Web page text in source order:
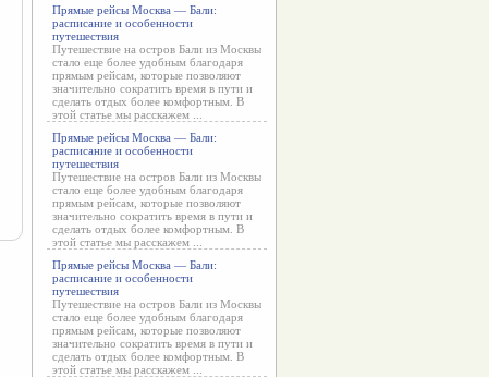
Прямые рейсы Москва — Бали:
расписание и особенности
путешествия
Путешествие на остров Бали из Москвы
стало еще более удобным благодаря
прямым рейсам, которые позволяют
значительно сократить время в пути и
сделать отдых более комфортным. В
этой статье мы расскажем ...
Прямые рейсы Москва — Бали:
расписание и особенности
путешествия
Путешествие на остров Бали из Москвы
стало еще более удобным благодаря
прямым рейсам, которые позволяют
значительно сократить время в пути и
сделать отдых более комфортным. В
этой статье мы расскажем ...
Прямые рейсы Москва — Бали:
расписание и особенности
путешествия
Путешествие на остров Бали из Москвы
стало еще более удобным благодаря
прямым рейсам, которые позволяют
значительно сократить время в пути и
сделать отдых более комфортным. В
этой статье мы расскажем ...